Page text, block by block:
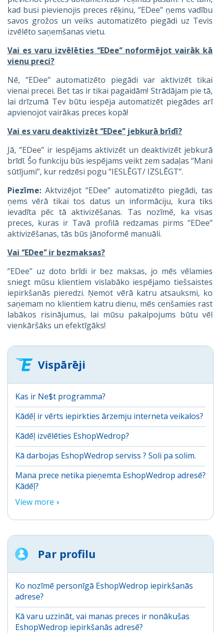
kad busi pievienojis preces rēķinu, ‘’EDee’’ ņems vadību
savos grožos un veiks automatizēto piegādi uz Tevis
izvēlēto saņemšanas vietu.
Vai es varu izvēlēties ‘’EDee’’ noformējot vairāk kā
vienu preci?
Nē, ‘’EDee’’ automatizēto piegādi var aktivizēt tikai
vienai precei. Bet tas ir tikai pagaidām! Strādājam pie tā,
lai drīzumā Tev būtu iespēja automatizēt piegādes arī
apvienojot vairākas preces kopā!
Vai es varu deaktivizēt ‘’EDee’’ jebkurā brīdī?
Jā, ‘’EDee’’ ir iespējams aktivizēt un deaktivizēt jebkurā
brīdī. Šo funkciju būs iespējams veikt zem sadaļas ‘’Mani
sūtījumi’’, kur redzēsi pogu ‘’IESLĒGT/ IZSLĒGT’’.
Piezīme:Aktvizējot ‘’EDee’’ automatizēto piegādi, tas
ņems vērā tikai tos datus un informāciju, kura tiks
ievadīta pēc tā aktivizēšanas. Tas nozīmē, ka visas
preces, kuras ir Tavā profilā redzamas pirms ‘’EDee’’
aktivizēšanas, tās būs jānoformē manuāli.
Vai ‘’EDee’’ ir bezmaksas?
‘’EDee’’ uz doto brīdi ir bez maksas, jo mēs vēlamies
sniegt mūsu klientiem vislabāko iespējamo tiešsaistes
iepirkšanās pieredzi. Ņemot vērā katru atsauksmi, ko
saņemam no klientiem katru dienu, mēs cenšamies rast
labākos risinājumus, lai mūsu pakalpojums būtu vēl
vienkāršāks un efektīgāks!
Vispārēji
Kas ir Ne$t programma?
Kādēļ ir vērts iepirkties ārzemju interneta veikalos?
Kādēļ izvēlēties EshopWedrop?
Kā darbojas EshopWedrop serviss ? Soli pa solim.
Mana prece netika pieņemta EshopWedrop adresē?
Kādēļ?
View more
Par profilu
Ko nozīmē personīgā EshopWedrop iepirkšanās
adrese?
Kā varu uzzināt, vai manas preces ir nonākušas
EshopWedrop iepirkšanās adresē?